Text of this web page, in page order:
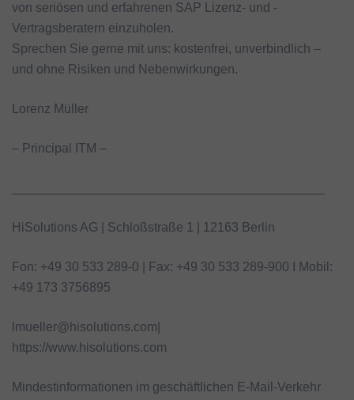
von seriösen und erfahrenen SAP Lizenz- und -
Vertragsberatern einzuholen.
Sprechen Sie gerne mit uns: kostenfrei, unverbindlich –
und ohne Risiken und Nebenwirkungen.
Lorenz Müller
– Principal ITM –
HiSolutions AG | Schloßstraße 1 | 12163 Berlin
Fon: +49 30 533 289-0 | Fax: +49 30 533 289-900 I Mobil:
+49 173 3756895
lmueller@hisolutions.com|
https://www.hisolutions.com
Mindestinformationen im geschäftlichen E-Mail-Verkehr